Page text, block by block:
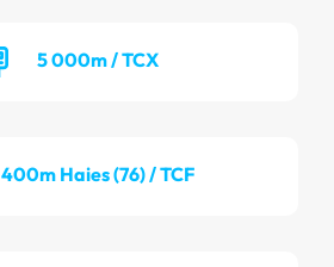
5 000m / TCX
400m Haies (76) / TCF